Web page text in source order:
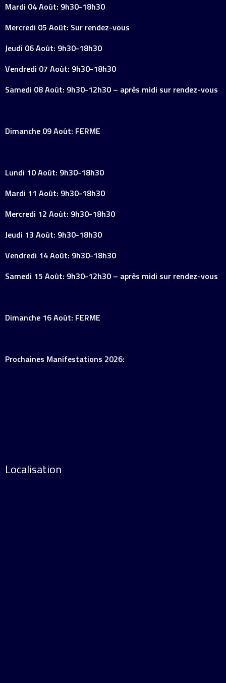
Mardi 04 Août: 9h30-18h30
Mercredi 05 Août: Sur rendez-vous
Jeudi 06 Août: 9h30-18h30
Vendredi 07 Août: 9h30-18h30
Samedi 08 Août: 9h30-12h30 – après midi sur rendez-vous
Dimanche 09 Août: FERME
Lundi 10 Août: 9h30-18h30
Mardi 11 Août: 9h30-18h30
Mercredi 12 Août: 9h30-18h30
Jeudi 13 Août: 9h30-18h30
Vendredi 14 Août: 9h30-18h30
Samedi 15 Août: 9h30-12h30 – après midi sur rendez-vous
Dimanche 16 Août: FERME
Prochaines Manifestations 2026:
Localisation